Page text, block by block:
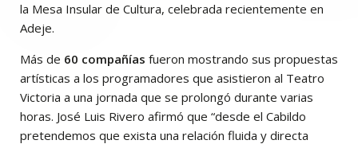
la Mesa Insular de Cultura, celebrada recientemente en
Adeje.
Más de 60 compañías fueron mostrando sus propuestas
artísticas a los programadores que asistieron al Teatro
Victoria a una jornada que se prolongó durante varias
horas. José Luis Rivero afirmó que “desde el Cabildo
pretendemos que exista una relación fluida y directa